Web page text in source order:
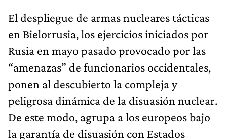
El despliegue de armas nucleares tácticas
en Bielorrusia, los ejercicios iniciados por
Rusia en mayo pasado provocado por las
“amenazas” de funcionarios occidentales,
ponen al descubierto la compleja y
peligrosa dinámica de la disuasión nuclear.
De este modo, agrupa a los europeos bajo
la garantía de disuasión con Estados